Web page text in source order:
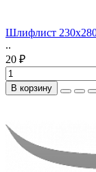
Шлифлист
..
20 ₽
В корзину